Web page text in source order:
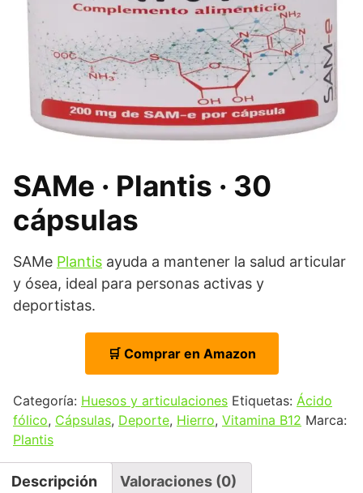
SAMe · Plantis · 30
cápsulas
SAMe Plantis ayuda a mantener la salud articular
y ósea, ideal para personas activas y
deportistas.
🛒 Comprar en Amazon
Categoría: Huesos y articulaciones Etiquetas: Ácido
fólico, Cápsulas, Deporte, Hierro, Vitamina B12 Marca:
Plantis
Descripción Valoraciones (0)